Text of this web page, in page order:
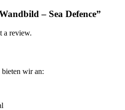
– Sea Defence”
a review.
bieten wir an: